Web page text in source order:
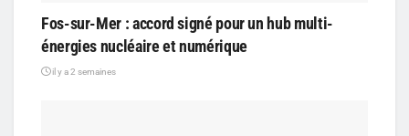
Fos-sur-Mer : accord signé pour un hub multi-
énergies nucléaire et numérique
il y a 2 semaines